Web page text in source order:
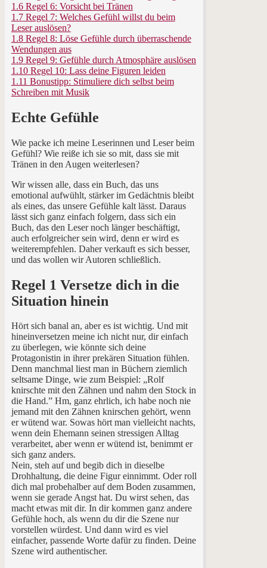
1.6 Regel 6: Vorsicht bei Tränen
1.7 Regel 7: Welches Gefühl willst du beim
Leser auslösen?
1.8 Regel 8: Löse Gefühle durch überraschende
Wendungen aus
1.9 Regel 9: Gefühle durch Atmosphäre auslösen
1.10 Regel 10: Lass deine Figuren leiden
1.11 Bonustipp: Stimuliere dich selbst beim
Schreiben mit Musik
Echte Gefühle
Wie packe ich meine Leserinnen und Leser beim
Gefühl? Wie reiße ich sie so mit, dass sie mit
Tränen in den Augen weiterlesen?
Wir wissen alle, dass ein Buch, das uns
emotional aufwühlt, stärker im Gedächtnis bleibt
als eines, das unsere Gefühle kalt lässt. Daraus
lässt sich ganz einfach folgern, dass sich ein
Buch, das den Leser noch länger beschäftigt,
auch erfolgreicher sein wird, denn er wird es
weiterempfehlen. Daher verkauft es sich besser,
und das wollen wir Autoren schließlich.
Regel 1 Versetze dich in die
Situation hinein
Hört sich banal an, aber es ist wichtig. Und mit
hineinversetzen meine ich nicht nur, dir einfach
zu überlegen, wie könnte sich deine
Protagonistin in ihrer prekären Situation fühlen.
Denn manchmal liest man in Büchern ziemlich
seltsame Dinge, wie zum Beispiel: „Rolf
knirschte mit den Zähnen und nahm den Stock in
die Hand.” Hm, ganz ehrlich, ich habe noch nie
jemand mit den Zähnen knirschen gehört, wenn
er wütend war. Sowas hört man vielleicht nachts,
wenn dein Ehemann seinen stressigen Alltag
verarbeitet, aber wenn er wütend ist, benimmt er
sich ganz anders.
Nein, steh auf und begib dich in dieselbe
Drohhaltung, die deine Figur einnimmt. Oder roll
dich mal probehalber auf dem Boden zusammen,
wenn sie gerade Angst hat. Du wirst sehen, das
macht etwas mit dir. In dir kommen ganz andere
Gefühle hoch, als wenn du dir die Szene nur
vorstellen würdest. Und dann wird es viel
einfacher, passende Worte dafür zu finden. Deine
Szene wird authentischer.